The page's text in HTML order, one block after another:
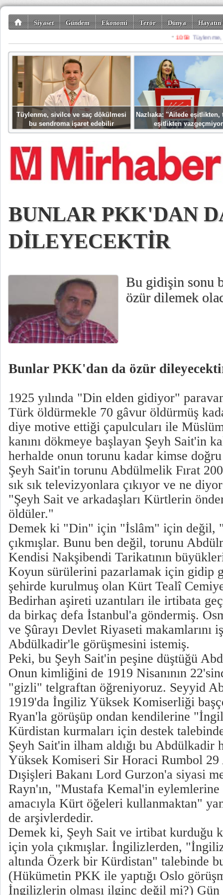
Siyaset Gündem Ekonomi Terör Dünya
Spor Misafir
Tüylenme, sivilce ve saç dökülmesi
bu sendroma işaret edebilir
Nazlıaka: ''Ailede eşitlikten,
eşitlikten
BUNLAR PKK'DAN
DİLEYECEKTİR
Bu gidişin sonu
özür dilemek
Bunlar PKK'dan da özür
1925 yılında "Din elden gidiyor"
Türk öldürmekle 70 gâvur öldürmüş
diye motive ettiği çapulcuları ile
kanını dökmeye başlayan Şeyh Sait'in
herhalde onun torunu kadar kimse
Şeyh Sait'in torunu Abdülmelik Fırat
sık sık televizyonlara çıkıyor ve ne
"Şeyh Sait ve arkadaşları Kürtlerin
öldüler."
Demek ki "Din" için "İslâm" için değil,
çıkmışlar. Bunu ben değil, torunu
Kendisi Nakşibendi Tarikatının
Koyun sürülerini pazarlamak için gidip
şehirde kurulmuş olan Kürt Tealî
Bedirhan aşireti uzantıları ile irtibata
da birkaç defa İstanbul'a göndermiş.
ve Şûrayı Devlet Riyaseti makamlarını
Abdülkadir'le görüşmesini istemiş.
Peki, bu Şeyh Sait'in peşine düştüğü
Onun kimliğini de 1919 Nisanının
"gizli" telgraftan öğreniyoruz. Seyyid
1919'da İngiliz Yüksek Komiserliği
Ryan'la görüşüp ondan kendilerine
Kürdistan kurmaları için destek
Şeyh Sait'in ilham aldığı bu Abdülkadir
Yüksek Komiseri Sir Horaci Rumbol 29
Dışişleri Bakanı Lord Gurzon'a siyasi
Rayn'ın, "Mustafa Kemal'in eylemlerine
amacıyla Kürt öğeleri kullanmaktan"
de arşivlerdedir.
Demek ki, Şeyh Sait ve irtibat kurduğu
için yola çıkmışlar. İngilizlerden,
altında Özerk bir Kürdistan" talebinde
(Hükümetin PKK ile yaptığı Oslo
İngilizlerin olması ilginç değil mi?)